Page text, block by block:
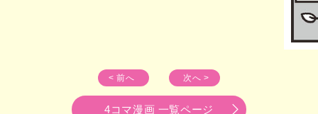
< 前へ 次へ >
4コマ漫画 一覧ページ